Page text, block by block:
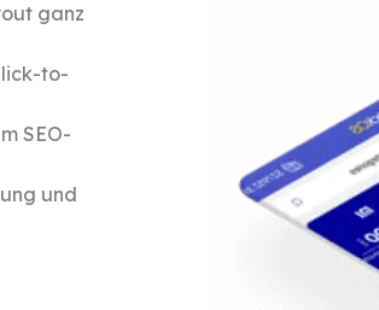
ganz
to-
SEO-
und